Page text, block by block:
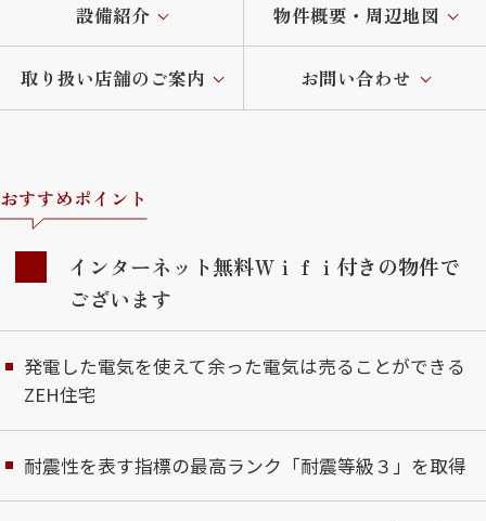
設備紹介 物件概要・周辺地図
取り扱い店舗のご案内 お問い合わせ
おすすめポイント
インターネット無料Ｗｉｆｉ付きの物件で
ございます
発電した電気を使えて余った電気は売ることができる
ZEH住宅
耐震性を表す指標の最高ランク「耐震等級３」を取得